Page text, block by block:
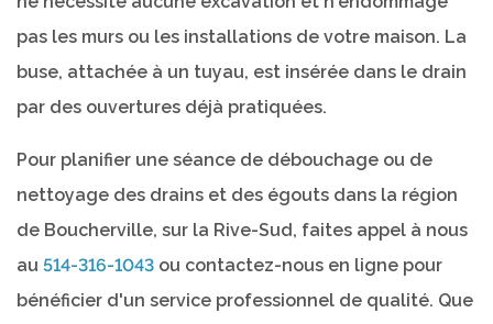
pas les murs ou les installations de votre maison. La
buse, attachée à un tuyau, est insérée dans le drain
par des ouvertures déjà pratiquées.
Pour planifier une séance de débouchage ou de
nettoyage des drains et des égouts dans la région
de Boucherville, sur la Rive-Sud, faites appel à nous
au 514-316-1043 ou contactez-nous en ligne pour
bénéficier d'un service professionnel de qualité. Que